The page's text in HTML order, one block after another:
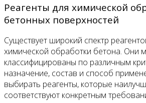
Реагенты для химической
бетонных поверхностей
Существует широкий спектр
химической обработки бетона. Они
классифицированы по различным
назначение, состав и способ
выбирать реагенты, которые
соответствуют конкретным